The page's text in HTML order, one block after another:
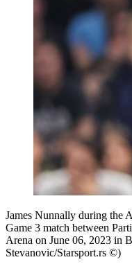
James Nunnally during the
Game 3 match between
Arena on June 06, 2023 in
Stevanovic/Starsport.rs ©)